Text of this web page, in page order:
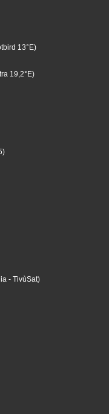
13°E)
19,2°E)
- TivùSat)